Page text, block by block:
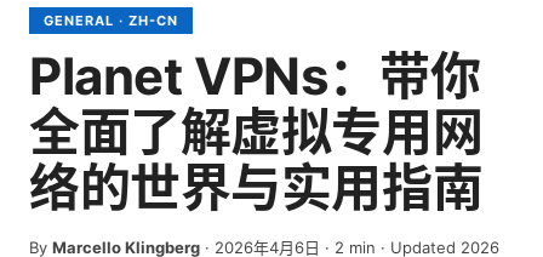
GENERAL · ZH-CN
Planet VPNs：带你
全面了解虚拟专用网
络的世界与实用指南
By Marcello Klingberg · 2026年4月6日 · 2 min · Updated 2026